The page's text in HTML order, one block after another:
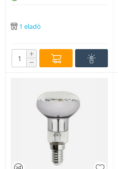
1 eladó
+
−